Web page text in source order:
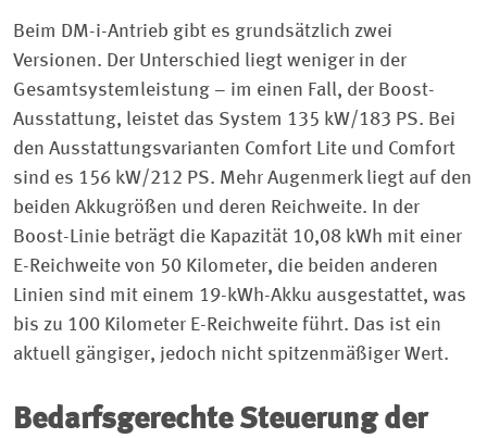
Beim DM-i-Antrieb gibt es grundsätzlich zwei
Versionen. Der Unterschied liegt weniger in der
Gesamtsystemleistung – im einen Fall, der Boost-
Ausstattung, leistet das System 135 kW/183 PS. Bei
den Ausstattungsvarianten Comfort Lite und Comfort
sind es 156 kW/212 PS. Mehr Augenmerk liegt auf den
beiden Akkugrößen und deren Reichweite. In der
Boost-Linie beträgt die Kapazität 10,08 kWh mit einer
E-Reichweite von 50 Kilometer, die beiden anderen
Linien sind mit einem 19-kWh-Akku ausgestattet, was
bis zu 100 Kilometer E-Reichweite führt. Das ist ein
aktuell gängiger, jedoch nicht spitzenmäßiger Wert.
Bedarfsgerechte Steuerung der